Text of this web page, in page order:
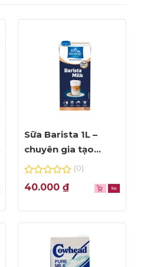
Sữa Barista 1L –
chuyên gia tạo
Foam đỉnh cao
0
out
5
(0)
40.000 ₫